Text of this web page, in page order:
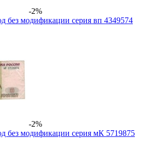
-2%
без модификации серия вп 4349574
-2%
без модификации серия мК 5719875